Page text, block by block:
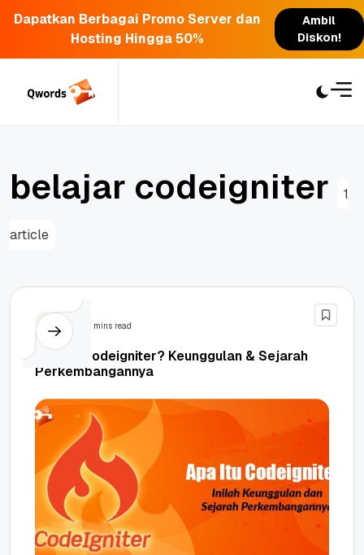
Dapatkan Berbagai Promo Server dan
Hosting Hingga 50%
Ambil
Diskon!
belajar codeigniter 1
article
4 mins read
Apa Itu Codeigniter? Keunggulan & Sejarah
Perkembangannya